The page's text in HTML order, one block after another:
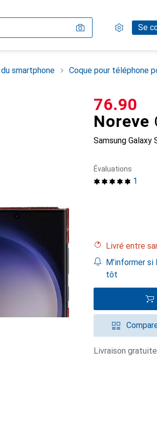
Paramètres
CompteSe
Listes de
Listes
Panier
smartphone Coque pour téléphone
Noreve
Samsung Galaxy
CHF
76.90
1
Évaluations
Livré entre
M'informer si
tôt
livraison gratuite